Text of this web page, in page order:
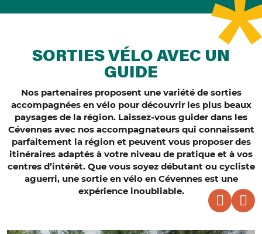
SORTIES VÉLO AVEC UN
GUIDE
Nos partenaires proposent une variété de sorties
accompagnées en vélo pour découvrir les plus beaux
paysages de la région. Laissez-vous guider dans les
Cévennes avec nos accompagnateurs qui connaissent
parfaitement la région et peuvent vous proposer des
itinéraires adaptés à votre niveau de pratique et à vos
centres d’intérêt. Que vous soyez débutant ou cycliste
aguerri, une sortie en vélo en Cévennes est une
expérience inoubliable.